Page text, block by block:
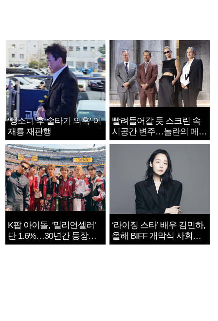
‘뺑소니 후 술타기 의혹’ 이
재룡 재판행
빨려들어갈 듯 스크린 속
시공간 변주…놀란의 메시
지는 ‘전쟁 속죄’
K팝 아이돌, '밀리언셀러'
단 1.6%…30년간 등장
1182개팀 전수조사
‘라이징 스타’ 배우 김민하,
올해 BIFF 개막식 사회자
확정